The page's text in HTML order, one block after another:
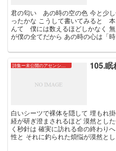
君の匂い あの時の空の色 今と少
ったかな こうして書いてみると
んて 僕には数えるほどしかなく
が僕の全てだから あの時の心は「
詩集ー未公開のアセンションたちー 105.眠
白いシーツで裸体を隠して 埋も
経が研ぎ澄まされるほど 漠然とし
く秒針は 確実に訪れる命の終わり
性と それに釣られた煩悩が漠然と